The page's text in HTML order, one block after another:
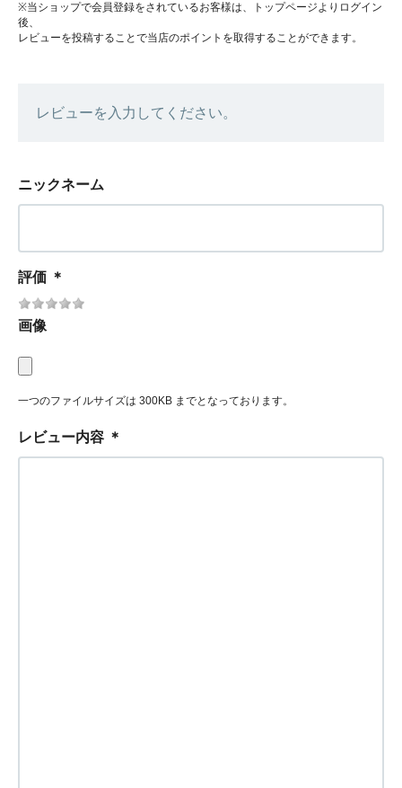
※当ショップで会員登録をされているお客様は、トップページよりログイン
後、
レビューを投稿することで当店のポイントを取得することができます。
レビューを入力してください。
ニックネーム
評価 ＊
画像
一つのファイルサイズは 300KB までとなっております。
レビュー内容 ＊